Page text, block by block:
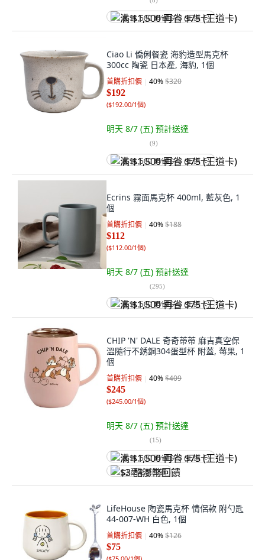
满 $1,500 再省 $75 (王道卡)
Ciao Li 僑俐餐瓷 海豹造型馬克杯
300cc 陶瓷 日本產, 海豹, 1個
首購折扣價 40%$320
$192
($192.00/1個)
明天 8/7 (五) 預計送達
(9)
满 $1,500 再省 $75 (王道卡)
Ecrins 霧面馬克杯 400ml, 藍灰色, 1
個
首購折扣價 40%$188
$112
($112.00/1個)
明天 8/7 (五) 預計送達
(295)
满 $1,500 再省 $75 (王道卡)
CHIP 'N' DALE 奇奇蒂蒂 麻吉真空保
溫隨行不銹鋼304蛋型杯 附蓋, 莓果, 1
個
首購折扣價 40%$409
$245
($245.00/1個)
明天 8/7 (五) 預計送達
(15)
满 $1,500 再省 $75 (王道卡)
$3 酷澎幣回饋
LifeHouse 陶瓷馬克杯 情侶款 附勺匙
44-007-WH 白色, 1個
首購折扣價 40%$126
$75